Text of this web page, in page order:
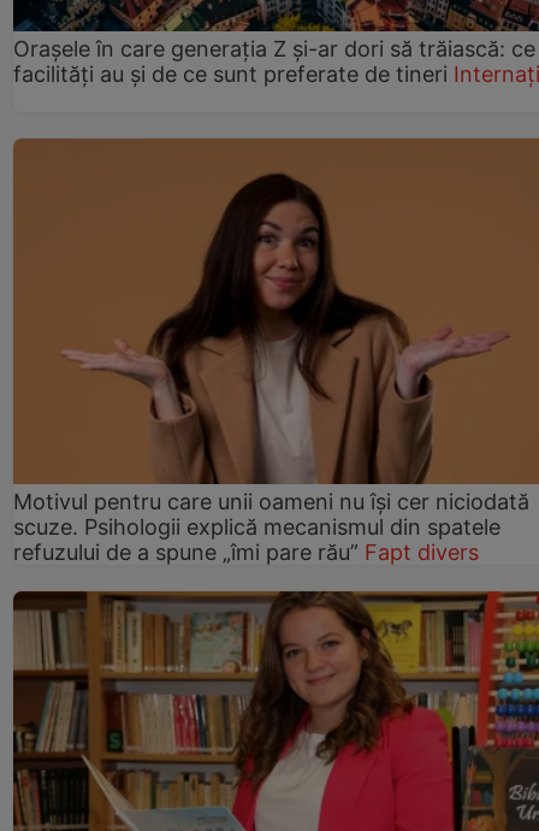
Orașele în care generația Z și-ar dori să trăiască: ce
facilități au și de ce sunt preferate de tineri
Motivul pentru care unii oameni nu își cer niciodată
scuze. Psihologii explică mecanismul din spatele
refuzului de a spune „îmi pare rău” Fapt divers